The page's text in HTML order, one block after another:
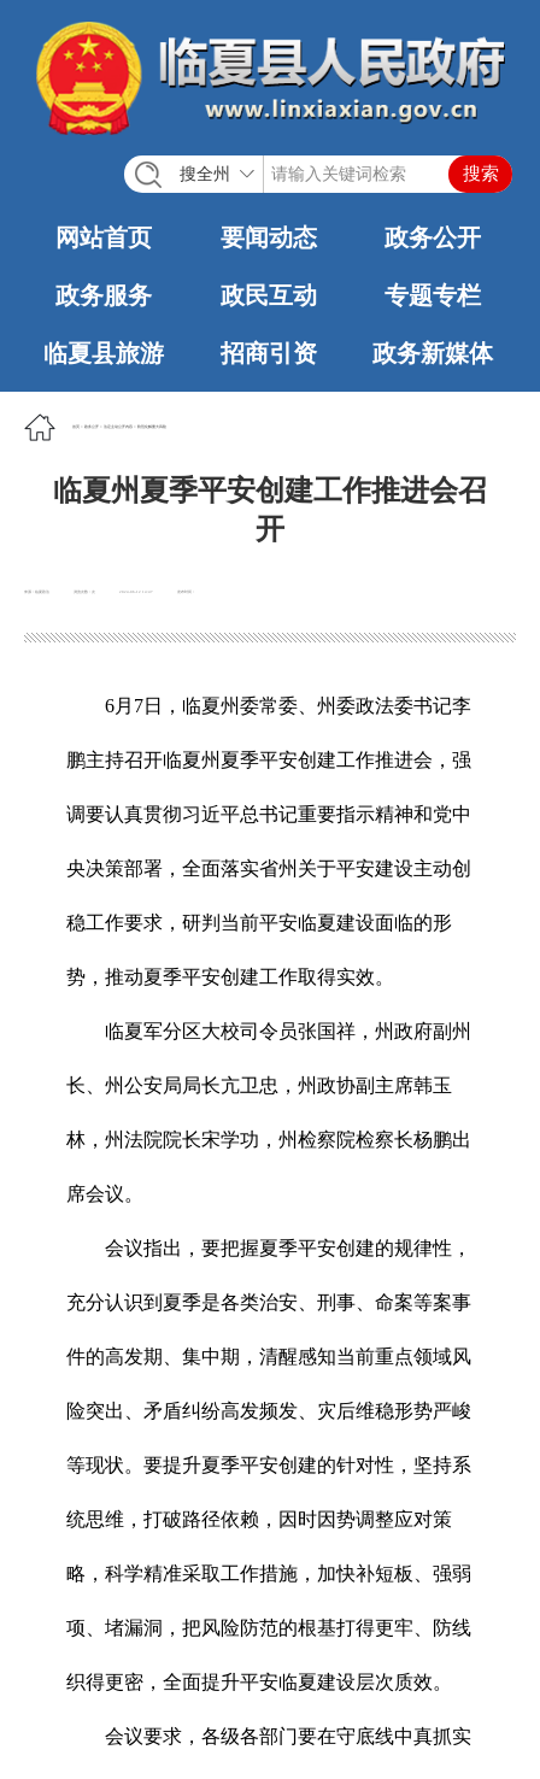
搜全州
网站首页 要闻动态 政务公开
政务服务 政民互动 专题专栏
临夏县旅游 招商引资 政务新媒体
首页 政务公开 法定主动公开内容 防范化解重大风险
临夏州夏季平安创建工作推进会召
开
浏览次数： 发布时间：
2024-06-12 14:47
6月7日，临夏州委常委、州委政法委书记李
鹏主持召开临夏州夏季平安创建工作推进会，强
调要认真贯彻习近平总书记重要指示精神和党中
央决策部署，全面落实省州关于平安建设主动创
稳工作要求，研判当前平安临夏建设面临的形
势，推动夏季平安创建工作取得实效。
临夏军分区大校司令员张国祥，州政府副州
长、州公安局局长亢卫忠，州政协副主席韩玉
林，州法院院长宋学功，州检察院检察长杨鹏出
席会议。
会议指出，要把握夏季平安创建的规律性，
充分认识到夏季是各类治安、刑事、命案等案事
件的高发期、集中期，清醒感知当前重点领域风
险突出、矛盾纠纷高发频发、灾后维稳形势严峻
等现状。要提升夏季平安创建的针对性，坚持系
统思维，打破路径依赖，因时因势调整应对策
略，科学精准采取工作措施，加快补短板、强弱
项、堵漏洞，把风险防范的根基打得更牢、防线
织得更密，全面提升平安临夏建设层次质效。
会议要求，各级各部门要在守底线中真抓实